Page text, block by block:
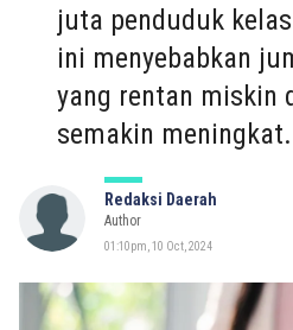
juta penduduk
ini menyebabkan
yang rentan miskin
semakin meningkat.
Redaksi Daerah
Author
01:10pm, 10 Oct, 2024